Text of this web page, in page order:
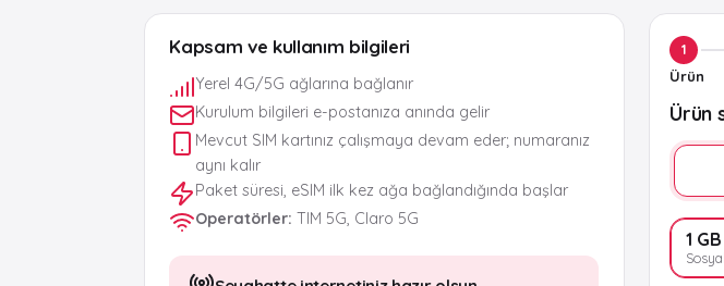
Kapsam ve kullanım bilgileri
Yerel 4G/5G ağlarına bağlanır
Kurulum bilgileri e-postanıza anında gelir
Mevcut SIM kartınız çalışmaya devam eder; numaranız
aynı kalır
Paket süresi, eSIM ilk kez ağa bağlandığında başlar
Operatörler: TIM 5G, Claro 5G
1
Ürün
Ürün
1